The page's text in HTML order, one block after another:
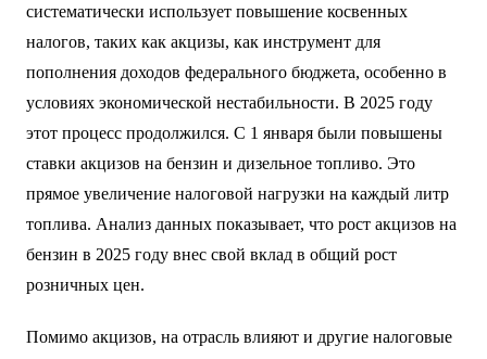
систематически использует повышение косвенных
налогов, таких как акцизы, как инструмент для
пополнения доходов федерального бюджета, особенно в
условиях экономической нестабильности. В 2025 году
этот процесс продолжился. С 1 января были повышены
ставки акцизов на бензин и дизельное топливо. Это
прямое увеличение налоговой нагрузки на каждый литр
топлива. Анализ данных показывает, что рост акцизов на
бензин в 2025 году внес свой вклад в общий рост
розничных цен.
Помимо акцизов, на отрасль влияют и другие налоговые